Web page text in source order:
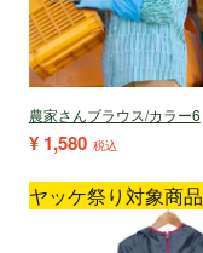
農家さんブラウス/カラー6
¥ 1,580 税込
ヤッケ祭り対象商品